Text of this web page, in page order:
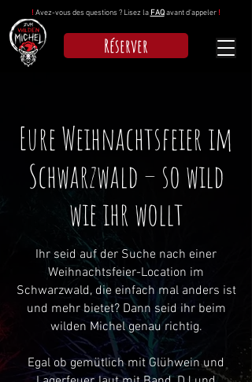
! Avez-vous des questions ? Lisez la FAQavant d'appeler !
Réserver
Eure Weihnachtsfeier im
Schwarzwald – so wild
wie ihr wollt
Ihr seid auf der Suche nach einer
Weihnachtsfeier-Location im
Schwarzwald, die einfach mal anders ist
und mehr bietet? Dann seid ihr beim
wilden Michel genau richtig.
Egal ob gemütlich mit Glühwein und